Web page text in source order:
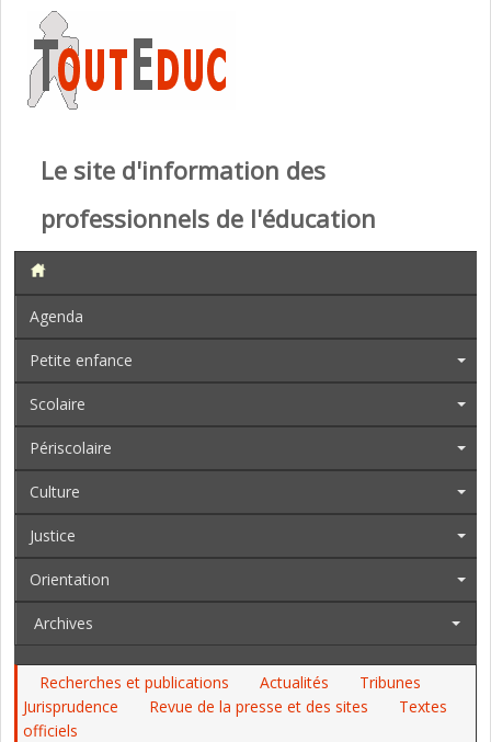
Le site d'information des
professionnels de l'éducation
Agenda
Petite enfance
Scolaire
Périscolaire
Culture
Justice
Orientation
Archives
Recherches et publications Actualités
Tribunes
Jurisprudence
Revue de la presse et des sites
Textes
officiels